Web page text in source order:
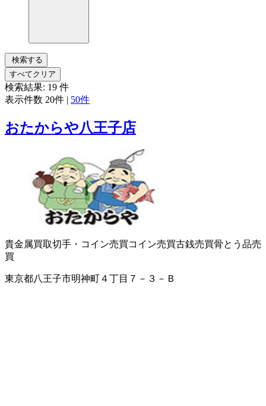
検索する
すべてクリア
検索結果: 19 件
表示件数 20件 | 50件
おたからや八王子店
貴金属買取切手・コイン売買コイン売買古銭売買骨とう品売
買
東京都八王子市明神町４丁目７－３－Ｂ